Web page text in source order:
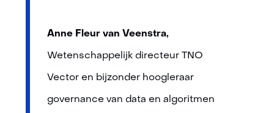
Anne Fleur van Veenstra,
Wetenschappelijk directeur TNO
Vector en bijzonder hoogleraar
governance van data en algoritmen